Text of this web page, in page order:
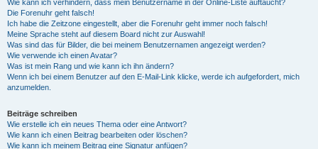
Wie kann ich verhindern, dass mein Benutzername in der Online-Liste auftaucht?
Die Forenuhr geht falsch!
Ich habe die Zeitzone eingestellt, aber die Forenuhr geht immer noch falsch!
Meine Sprache steht auf diesem Board nicht zur Auswahl!
Was sind das für Bilder, die bei meinem Benutzernamen angezeigt werden?
Wie verwende ich einen Avatar?
Was ist mein Rang und wie kann ich ihn ändern?
Wenn ich bei einem Benutzer auf den E-Mail-Link klicke, werde ich aufgefordert, mich
anzumelden.
Beiträge schreiben
Wie erstelle ich ein neues Thema oder eine Antwort?
Wie kann ich einen Beitrag bearbeiten oder löschen?
Wie kann ich meinem Beitrag eine Signatur anfügen?